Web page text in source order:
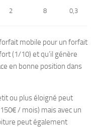
2 8 0,3
mobile pour un forfait
(1/10) et qu’il génère
en bonne position dans
ou plus éloigné peut
/ mois) mais avec un
peut également